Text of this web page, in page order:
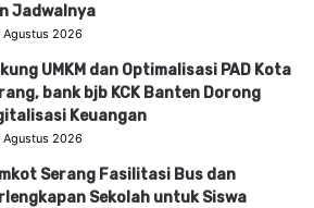
Jadwalnya
Agustus 2026
UMKM dan Optimalisasi PAD Kota
bank bjb KCK Banten Dorong
Keuangan
Agustus 2026
Serang Fasilitasi Bus dan
Sekolah untuk Siswa